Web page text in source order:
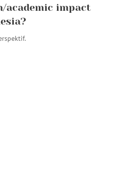
academic impact